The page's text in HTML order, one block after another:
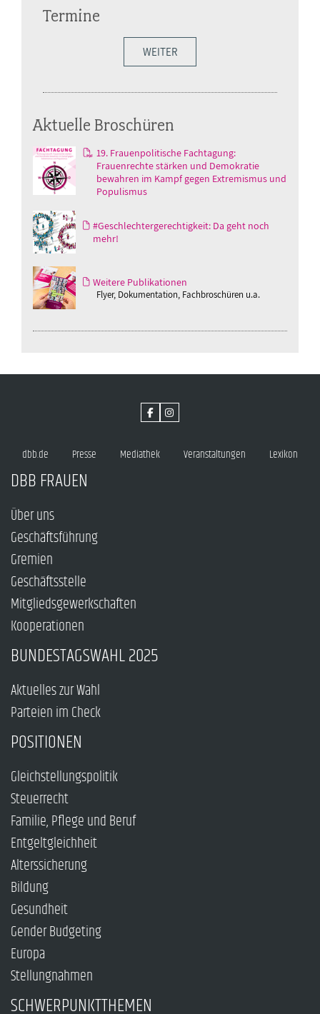
Termine
WEITER
Aktuelle Broschüren
19. Frauenpolitische Fachtagung:
Frauenrechte stärken und Demokratie
bewahren im Kampf gegen Extremismus und
Populismus
#Geschlechtergerechtigkeit: Da geht noch
mehr!
Weitere Publikationen
Flyer, Dokumentation, Fachbroschüren u.a.
dbb.de Presse Mediathek Veranstaltungen Lexikon
DBB FRAUEN
Über uns
Geschäftsführung
Gremien
Geschäftsstelle
Mitgliedsgewerkschaften
Kooperationen
BUNDESTAGSWAHL 2025
Aktuelles zur Wahl
Parteien im Check
POSITIONEN
Gleichstellungspolitik
Steuerrecht
Familie, Pflege und Beruf
Entgeltgleichheit
Alterssicherung
Bildung
Gesundheit
Gender Budgeting
Europa
Stellungnahmen
SCHWERPUNKTTHEMEN